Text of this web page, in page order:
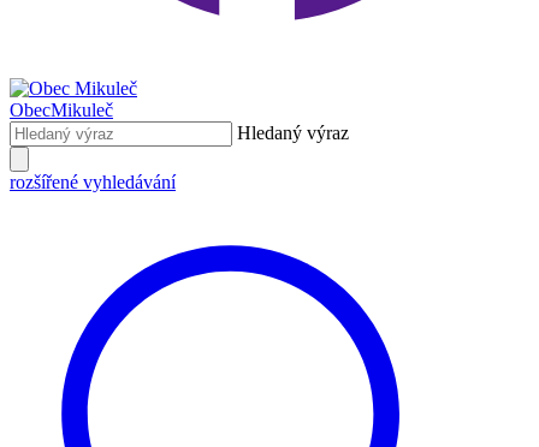
ObecMikuleč
Hledaný výraz
rozšířené vyhledávání